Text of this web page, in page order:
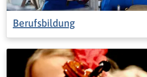
Berufsbildung